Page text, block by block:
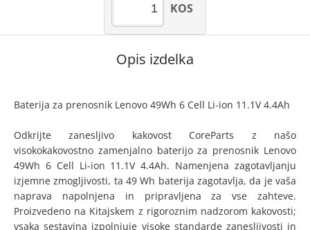
KOS
Opis izdelka
Baterija za prenosnik Lenovo 49Wh 6 Cell Li-ion 11.1V 4.4Ah
Odkrijte zanesljivo kakovost CoreParts z našo
visokokakovostno zamenjalno baterijo za prenosnik Lenovo
49Wh 6 Cell Li-ion 11.1V 4.4Ah. Namenjena zagotavljanju
izjemne zmogljivosti, ta 49 Wh baterija zagotavlja, da je vaša
naprava napolnjena in pripravljena za vse zahteve.
Proizvedeno na Kitajskem z rigoroznim nadzorom kakovosti;
vsaka sestavina izpolnjuje visoke standarde zanesljivosti in